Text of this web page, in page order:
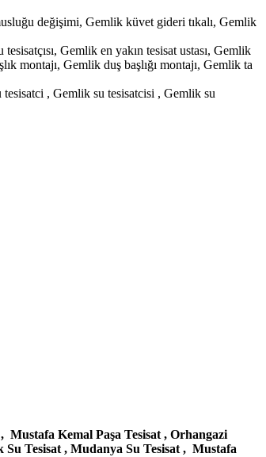
değişimi, Gemlik küvet gideri tıkalı, Gemlik
Gemlik en yakın tesisat ustası, Gemlik
montajı, Gemlik duş başlığı montajı, Gemlik ta
tesisatci , Gemlik su tesisatcisi , Gemlik su
Mustafa Kemal Paşa Tesisat , Orhangazi
Su Tesisat , Mudanya Su Tesisat , Mustafa